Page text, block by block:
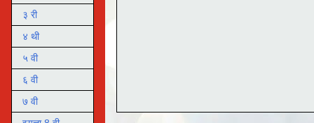
३ री
४ थी
५ वी
६ वी
७ वी